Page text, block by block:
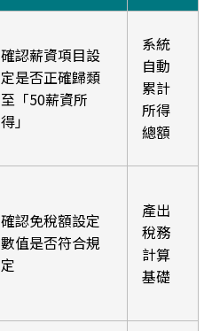
確認薪資項目設
定是否正確歸類
至「50薪資所
得」
系統
自動
累計
所得
總額
確認免稅額設定
數值是否符合規
定
產出
稅務
計算
基礎